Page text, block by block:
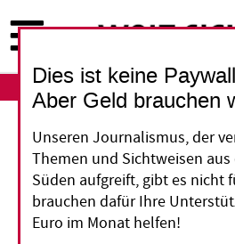
zum
Inhalt
Kultur und Entwicklung
Mehr als
Beiwerk
Dies ist keine
Aber Geld brauchen
Unseren Journalismus, der
Themen und Sichtweisen
Süden aufgreift, gibt es nicht
brauchen dafür Ihre
Euro im Monat helfen!